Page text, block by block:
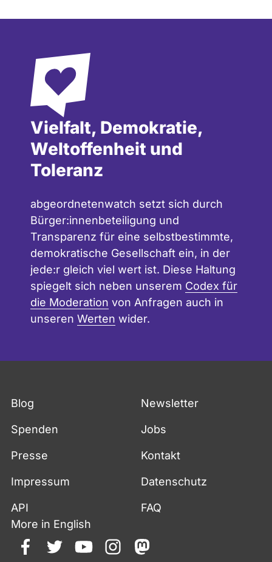
Vielfalt, Demokratie,
Weltoffenheit und
Toleranz
abgeordnetenwatch setzt sich durch
Bürger:innenbeteiligung und
Transparenz für eine selbstbestimmte,
demokratische Gesellschaft ein, in der
jede:r gleich viel wert ist. Diese Haltung
spiegelt sich neben unserem Codex für
die Moderation von Anfragen auch in
unseren Werten wider.
Blog Newsletter
Spenden Jobs
Presse Kontakt
Impressum Datenschutz
API
FAQ
More in English
facebooktwitteryoutubeinstagrammastodon